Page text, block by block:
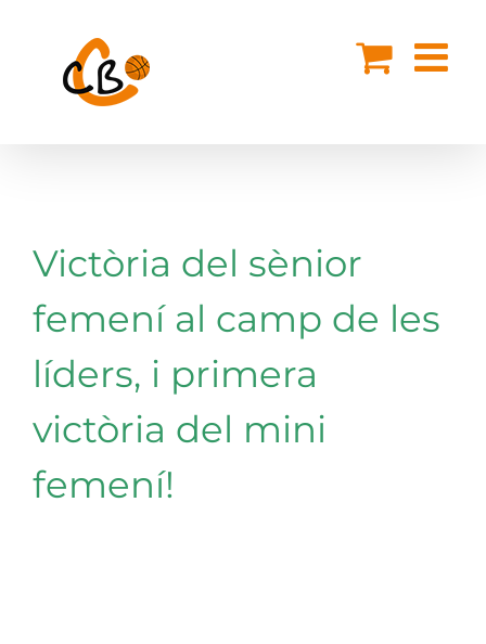
Victòria del sènior
femení al camp de les
líders, i primera
victòria del mini
femení!